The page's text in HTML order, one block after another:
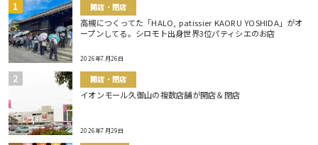
開店・閉店
高槻につくってた「HALO, patissier KAORU YOSHIDA」がオ
ープンしてる。シロモト出身世界3位パティシエのお店
2026年7月26日
開店・閉店
イオンモール久御山の複数店舗が開店＆閉店
2026年7月29日